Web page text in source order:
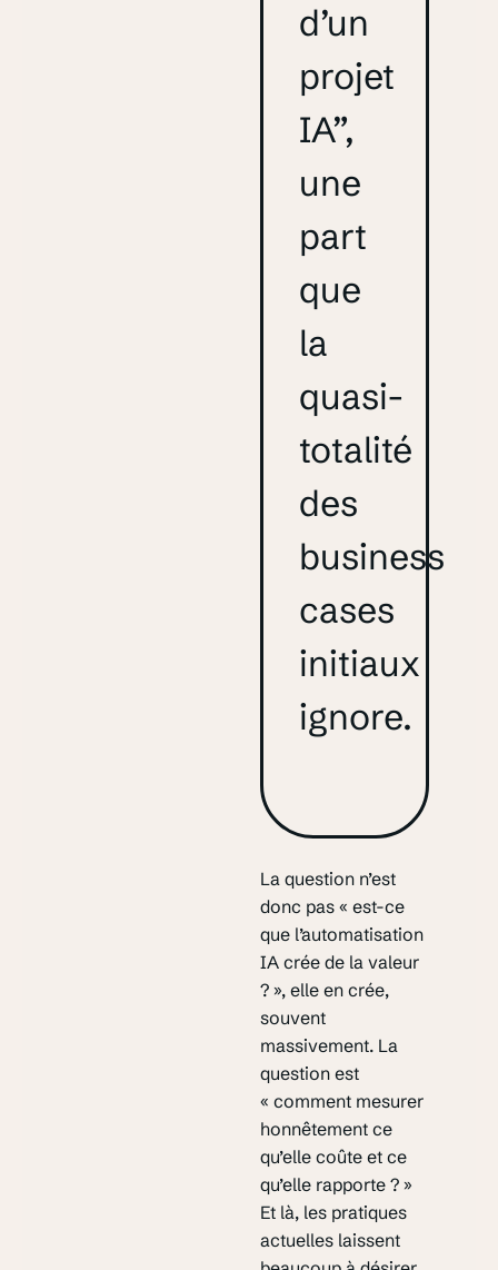
d’un
projet
IA”,
une
part
que
la
quasi-
totalité
des
business
cases
initiaux
ignore.
La question n’est
donc pas « est-ce
que l’automatisation
IA crée de la valeur
? », elle en crée,
souvent
massivement. La
question est
« comment mesurer
honnêtement ce
qu’elle coûte et ce
qu’elle rapporte ? »
Et là, les pratiques
actuelles laissent